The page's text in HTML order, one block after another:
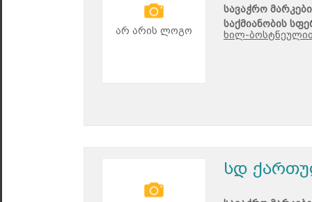
არ არის ლოგო
სავაჭრო
საქმიანობის
ხილ-
სდ